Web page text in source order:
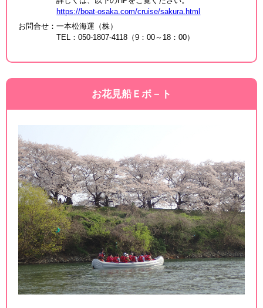
https://boat-osaka.com/cruise/sakura.html
お問合せ ：一本松海運（株）
TEL：050-1807-4118（9：00～18：00）
お花見船Ｅボ－ト